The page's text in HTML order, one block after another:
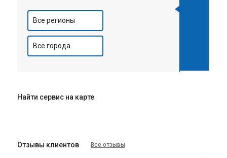
Все регионы
Все города
Найти сервис на карте
Отзывы клиентов Все отзывы